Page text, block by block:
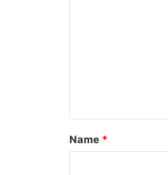
*
Name *